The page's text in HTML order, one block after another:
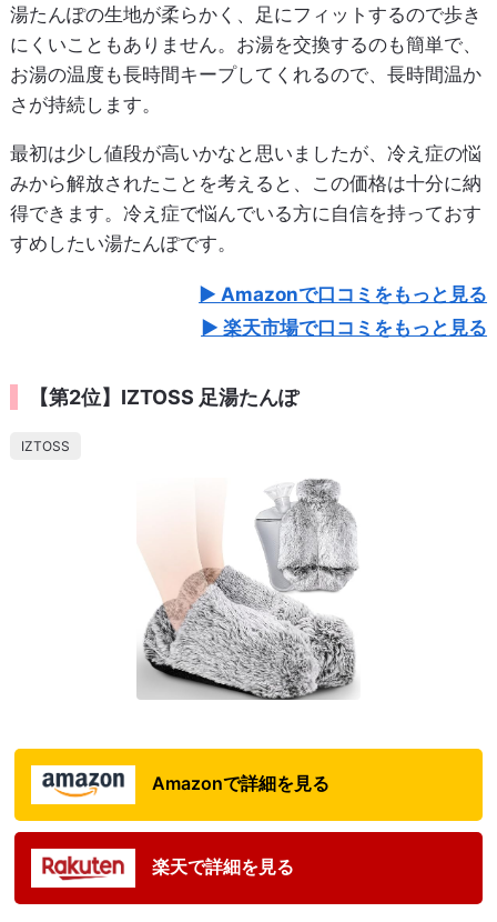
湯たんぽの生地が柔らかく、足にフィットするので歩き
にくいこともありません。お湯を交換するのも簡単で、
お湯の温度も長時間キープしてくれるので、長時間温か
さが持続します。
最初は少し値段が高いかなと思いましたが、冷え症の悩
みから解放されたことを考えると、この価格は十分に納
得できます。冷え症で悩んでいる方に自信を持っておす
すめしたい湯たんぽです。
Amazonで口コミをもっと見る
楽天市場で口コミをもっと見る
【第2位】IZTOSS 足湯たんぽ
IZTOSS
Amazonで詳細を見る
楽天で詳細を見る